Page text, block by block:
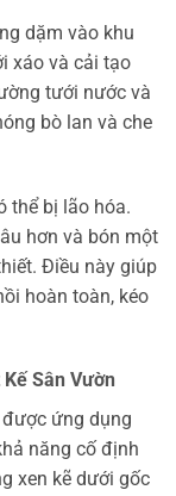
dặm vào khu
xáo và cải tạo
tưới nước và
bò lan và che
thể bị lão hóa.
hơn và bón một
Điều này giúp
hoàn toàn, kéo
Sân Vườn
ứng dụng
năng cố định
xen kẽ dưới gốc